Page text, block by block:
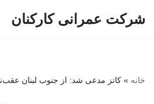
شرکت عمرانی کارکنان
خانه » کاتز مدعی شد: از جنوب لبنان